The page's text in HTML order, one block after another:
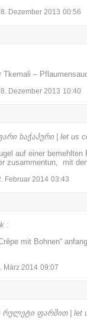
Dezember 2013 00:56
Tkemali –
Dezember 2013 10:40
ხაჭაპური | let us
auf einer bemehlten
zusammentun, mit
Februar 2014 03:43
:
mit Bohnen“
März 2014 09:07
რულეტი ფარშით | let